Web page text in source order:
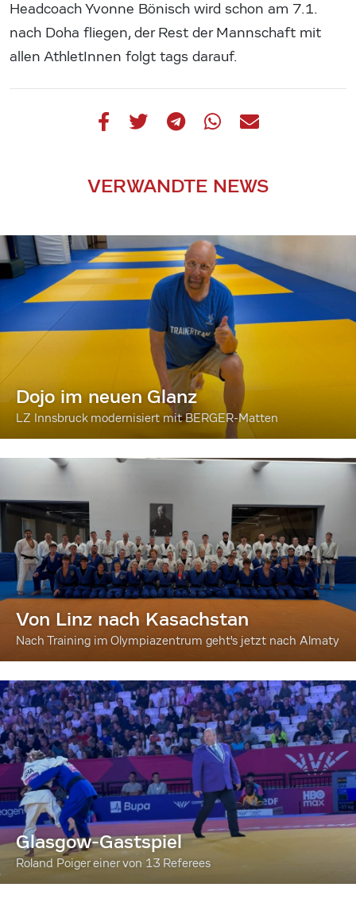
Headcoach Yvonne Bönisch wird schon am 7.1.
nach Doha fliegen, der Rest der Mannschaft mit
allen AthletInnen folgt tags darauf.
VERWANDTE NEWS
Dojo im neuen Glanz
LZ Innsbruck modernisiert mit BERGER-Matten
Von Linz nach Kasachstan
Nach Training im Olympiazentrum geht's jetzt nach Almaty
Glasgow-Gastspiel
Roland Poiger einer von 13 Referees